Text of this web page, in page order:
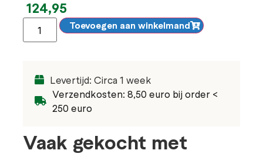
124,95
Toevoegen aan winkelmand
Levertijd: Circa 1 week
Verzendkosten: 8,50 euro bij order <
250 euro
Vaak gekocht met